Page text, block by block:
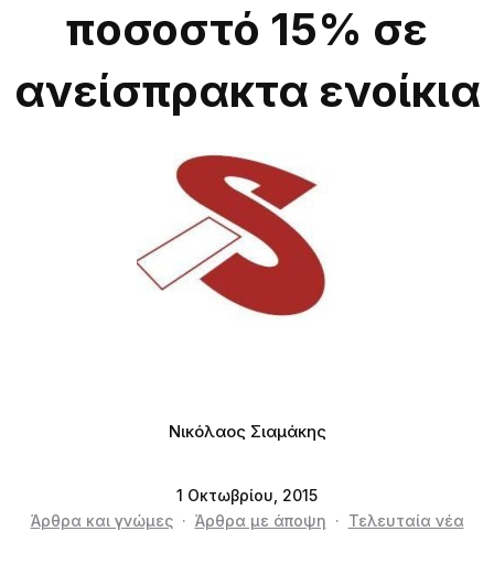
ποσοστό 15% σε
ανείσπρακτα ενοίκια
Νικόλαος Σιαμάκης
1 Οκτωβρίου, 2015
Άρθρα και γνώμες· Άρθρα με άποψη · Τελευταία νέα